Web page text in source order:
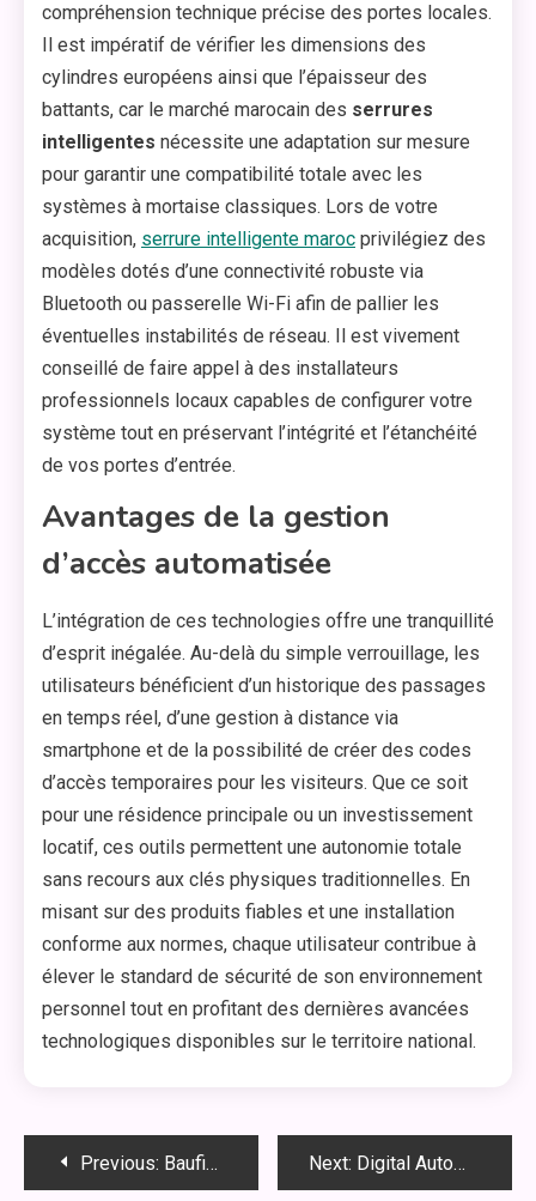
compréhension technique précise des portes locales.
Il est impératif de vérifier les dimensions des
cylindres européens ainsi que l’épaisseur des
battants, car le marché marocain des serrures
intelligentes nécessite une adaptation sur mesure
pour garantir une compatibilité totale avec les
systèmes à mortaise classiques. Lors de votre
acquisition, serrure intelligente maroc privilégiez des
modèles dotés d’une connectivité robuste via
Bluetooth ou passerelle Wi-Fi afin de pallier les
éventuelles instabilités de réseau. Il est vivement
conseillé de faire appel à des installateurs
professionnels locaux capables de configurer votre
système tout en préservant l’intégrité et l’étanchéité
de vos portes d’entrée.
Avantages de la gestion
d’accès automatisée
L’intégration de ces technologies offre une tranquillité
d’esprit inégalée. Au-delà du simple verrouillage, les
utilisateurs bénéficient d’un historique des passages
en temps réel, d’une gestion à distance via
smartphone et de la possibilité de créer des codes
d’accès temporaires pour les visiteurs. Que ce soit
pour une résidence principale ou un investissement
locatif, ces outils permettent une autonomie totale
sans recours aux clés physiques traditionnelles. En
misant sur des produits fiables et une installation
conforme aux normes, chaque utilisateur contribue à
élever le standard de sécurité de son environnement
personnel tout en profitant des dernières avancées
technologiques disponibles sur le territoire national.
PostPrevious: Baufinanzierung erfolgreich mit wenig Eigenkapital gestalten Next: Digital Automated Media Strategies